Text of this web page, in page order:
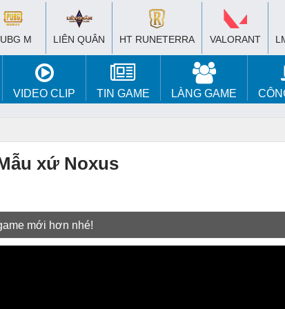
M LIÊN QUÂN HT RUNETERRA VALORANT
VIDEO CLIP TIN GAME LÀNG GAME
xứ Noxus
mới hơn nhé!